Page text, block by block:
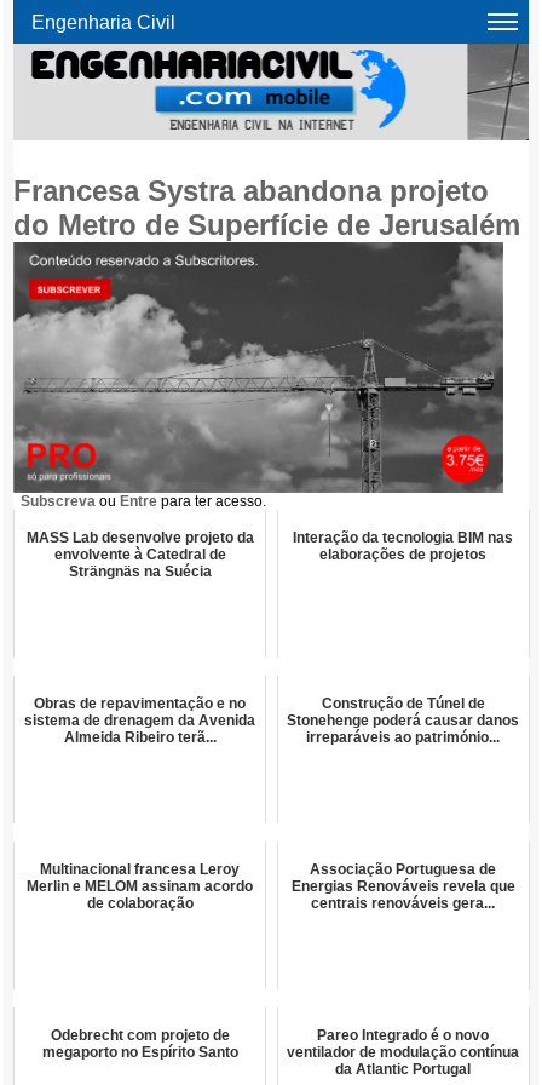
Engenharia Civil
Francesa Systra abandona projeto
do Metro de Superfície de Jerusalém
Subscreva ou Entre para ter acesso.
MASS Lab desenvolve projeto da
envolvente à Catedral de
Strängnäs na Suécia
Interação da tecnologia BIM nas
elaborações de projetos
Obras de repavimentação e no
sistema de drenagem da Avenida
Almeida Ribeiro terã...
Construção de Túnel de
Stonehenge poderá causar danos
irreparáveis ao património...
Multinacional francesa Leroy
Merlin e MELOM assinam acordo
de colaboração
Associação Portuguesa de
Energias Renováveis revela que
centrais renováveis gera...
Odebrecht com projeto de
megaporto no Espírito Santo
Pareo Integrado é o novo
ventilador de modulação contínua
da Atlantic Portugal